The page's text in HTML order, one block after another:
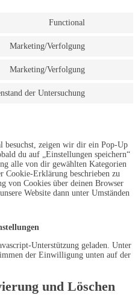
Functional
Marketing/Verfolgung
Marketing/Verfolgung
der Untersuchung
besuchst, zeigen wir dir ein Pop-Up
du auf „Einstellungen speichern“
alle von dir gewählten Kategorien
Cookie-Erklärung beschrieben zu
von Cookies über deinen Browser
Website dann unter Umständen
Unterstützung geladen. Unter
der Einwilligung unten auf der
und Löschen